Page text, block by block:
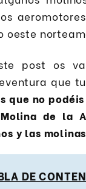
oeste
post os
que
que no
de la
y las molinas
DE